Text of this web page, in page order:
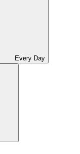
Every Day